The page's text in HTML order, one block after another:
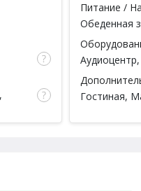
Питание /
Обеденная
Гостиная,
Шампунь,